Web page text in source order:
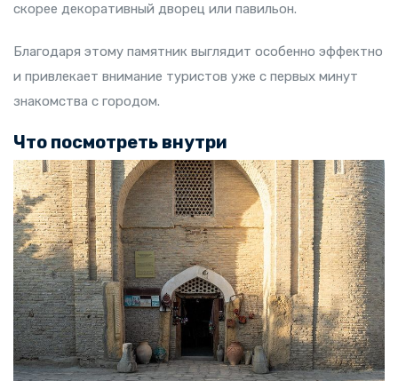
скорее декоративный дворец или павильон.
Благодаря этому памятник выглядит особенно эффектно
и привлекает внимание туристов уже с первых минут
знакомства с городом.
Что посмотреть внутри